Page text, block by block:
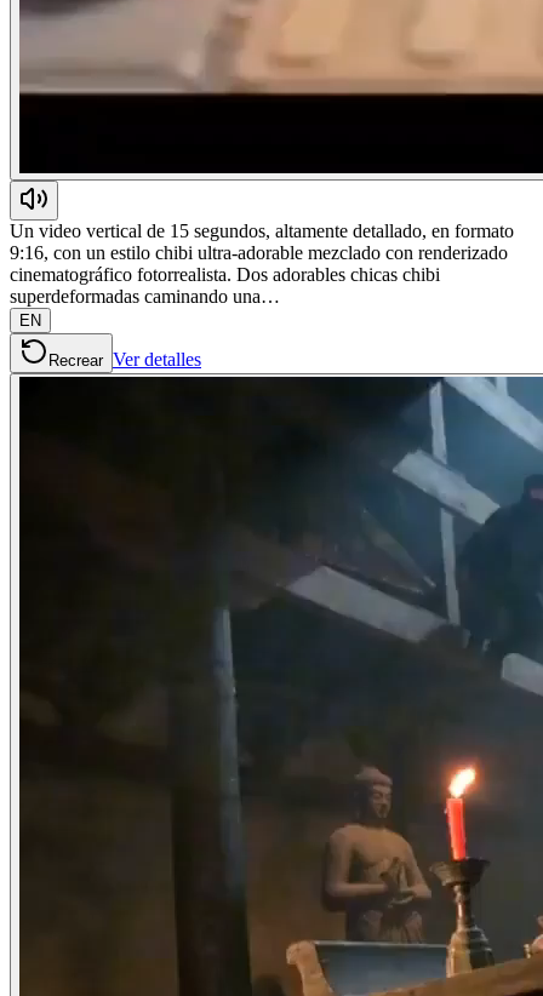
Un video vertical de 15 segundos, altamente detallado, en formato
9:16, con un estilo chibi ultra-adorable mezclado con renderizado
cinematográfico fotorrealista. Dos adorables chicas chibi
superdeformadas caminando una…
EN
Recrear Ver detalles